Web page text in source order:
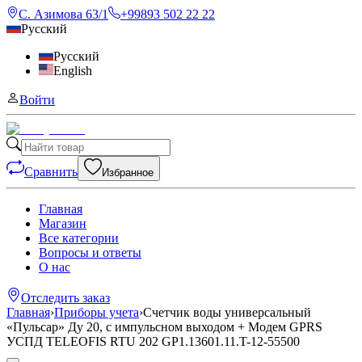
С. Азимова 63/1
+99893 502 22 22
Русский
Русский
English
Войти
Сравнить Избранное
Главная
Магазин
Все категории
Вопросы и ответы
О нас
Отследить заказ
Главная›Приборы учета›Счетчик воды универсальный
«Пульсар» Ду 20, с импульсном выходом + Модем GPRS
УСПД TELEOFIS RTU 202 GP1.13601.11.T-12-55500